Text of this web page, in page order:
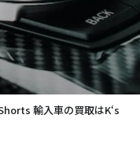
輸入車の買取はK‘s